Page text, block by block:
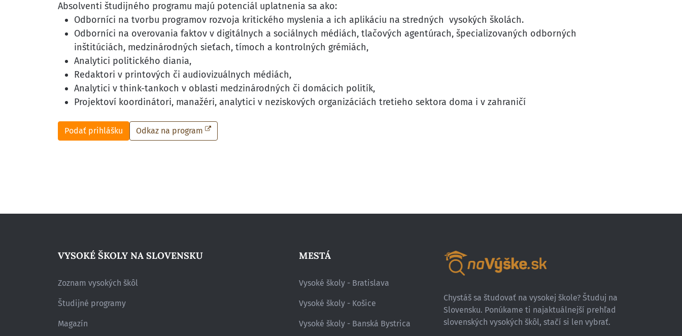
Absolventi študijného programu majú potenciál uplatnenia sa ako:
Odborníci na tvorbu programov rozvoja kritického myslenia a ich aplikáciu na stredných vysokých školách.
Odborníci na overovania faktov v digitálnych a sociálnych médiách, tlačových agentúrach, špecializovaných odborných
inštitúciách, medzinárodných sieťach, tímoch a kontrolných grémiách,
Analytici politického diania,
Redaktori v printových či audiovizuálnych médiách,
Analytici v think-tankoch v oblasti medzinárodných či domácich politík,
Projektoví koordinátori, manažéri, analytici v neziskových organizáciách tretieho sektora doma i v zahraničí
Podať prihlášku Odkaz na program
VYSOKÉ ŠKOLY NA SLOVENSKU
Zoznam vysokých škôl
Študijné programy
Magazín
MESTÁ
Vysoké školy - Bratislava
Vysoké školy - Košice
Vysoké školy - Banská Bystrica
Chystáš sa študovať na vysokej škole? Študuj na
Slovensku. Ponúkame ti najaktuálnejší prehľad
slovenských vysokých škôl, stačí si len vybrať.